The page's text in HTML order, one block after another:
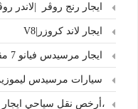
ايجار رنج روڤر |لاندر
ايجار لاند كروزر|V8
ايجار مرسيدس فيانو 7 مقاعد – عروض المطار الخاصة
سيارات مرسيدس ليموزين
،أرخص نقل سياحي